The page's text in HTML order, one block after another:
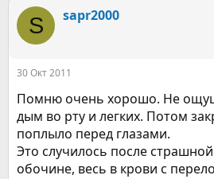
S sapr2000
30 Окт 2011
Помню очень хорошо. Не
дым во рту и легких. Потом
поплыло перед глазами.
Это случилось после
обочине, весь в крови с